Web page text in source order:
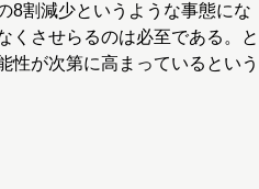
8割減少というような事態にな
くさせらるのは必至である。と
性が次第に高まっているという